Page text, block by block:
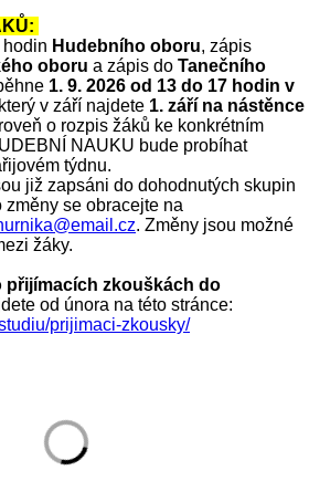
Hudebního oboru, zápis
oboru a zápis do Tanečního
1. 9. 2026 od 13 do 17 hodin v
v září najdete 1. září na nástěnce
o rozpis žáků ke konkrétním
NAUKU bude probíhat
týdnu.
již zapsáni do dohodnutých skupin
změny se obracejte na
. Změny jsou možné
žáky.
přijímacích zkouškách do
od února na této stránce:
prijimaci-zkousky/